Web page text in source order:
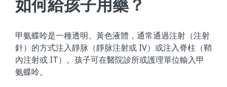
如何給孩子用藥？
甲氨蝶呤是一種透明、黃色液體，通常通過注射（注射
針）的方式注入靜脉（靜脉注射或 IV）或注入脊柱（鞘
內注射或 IT）。孩子可在醫院診所或護理單位輸入甲
氨蝶呤。